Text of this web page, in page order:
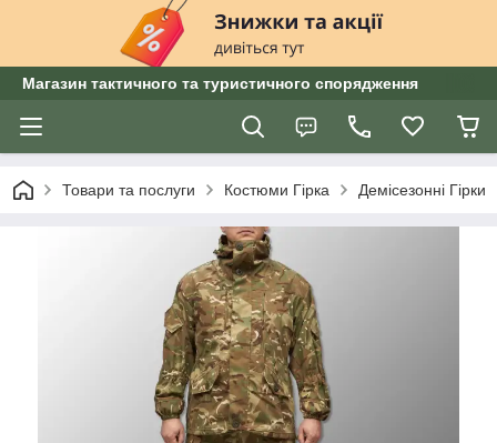
Магазин тактичного та туристичного спорядження
Товари та послуги Костюми Гірка Демісезонні Гірки